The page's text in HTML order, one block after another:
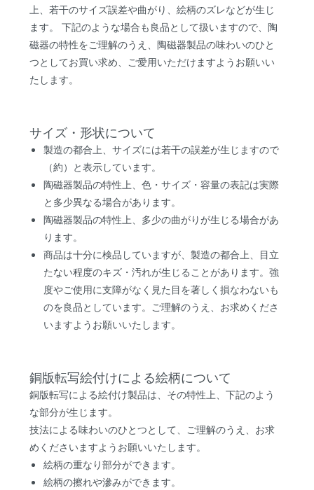
上、若干のサイズ誤差や曲がり、絵柄のズレなどが生じ
ます。 下記のような場合も良品として扱いますので、陶
磁器の特性をご理解のうえ、陶磁器製品の味わいのひと
つとしてお買い求め、ご愛用いただけますようお願いい
たします。
サイズ・形状について
製造の都合上、サイズには若干の誤差が生じますので
（約）と表示しています。
陶磁器製品の特性上、色・サイズ・容量の表記は実際
と多少異なる場合があります。
陶磁器製品の特性上、多少の曲がりが生じる場合があ
ります。
商品は十分に検品していますが、製造の都合上、目立
たない程度のキズ・汚れが生じることがあります。強
度やご使用に支障がなく見た目を著しく損なわないも
のを良品としています。ご理解のうえ、お求めくださ
いますようお願いいたします。
銅版転写絵付けによる絵柄について
銅版転写による絵付け製品は、その特性上、下記のよう
な部分が生じます。
技法による味わいのひとつとして、ご理解のうえ、お求
めくださいますようお願いいたします。
絵柄の重なり部分ができます。
絵柄の擦れや滲みができます。